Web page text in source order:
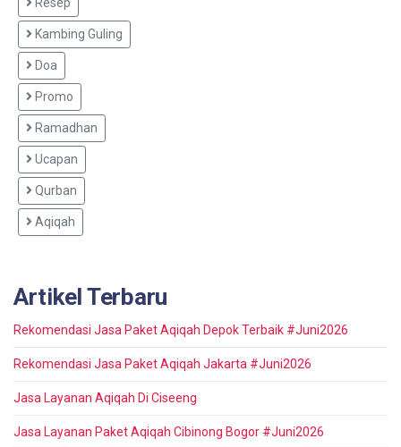
Resep
Kambing Guling
Doa
Promo
Ramadhan
Ucapan
Qurban
Aqiqah
Artikel Terbaru
Rekomendasi Jasa Paket Aqiqah Depok Terbaik #Juni2026
Rekomendasi Jasa Paket Aqiqah Jakarta #Juni2026
Jasa Layanan Aqiqah Di Ciseeng
Jasa Layanan Paket Aqiqah Cibinong Bogor #Juni2026